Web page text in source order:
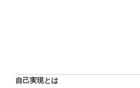
自己実現とは